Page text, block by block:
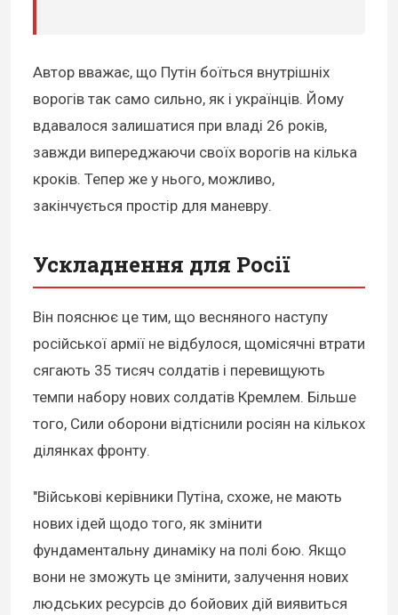
Автор вважає, що Путін боїться внутрішніх
ворогів так само сильно, як і українців. Йому
вдавалося залишатися при владі 26 років,
завжди випереджаючи своїх ворогів на кілька
кроків. Тепер же у нього, можливо,
закінчується простір для маневру.
Ускладнення для Росії
Він пояснює це тим, що весняного наступу
російської армії не відбулося, щомісячні втрати
сягають 35 тисяч солдатів і перевищують
темпи набору нових солдатів Кремлем. Більше
того, Сили оборони відтіснили росіян на кількох
ділянках фронту.
"Військові керівники Путіна, схоже, не мають
нових ідей щодо того, як змінити
фундаментальну динаміку на полі бою. Якщо
вони не зможуть це змінити, залучення нових
людських ресурсів до бойових дій виявиться